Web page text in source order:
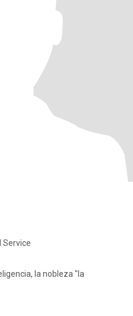
Service
la nobleza "la